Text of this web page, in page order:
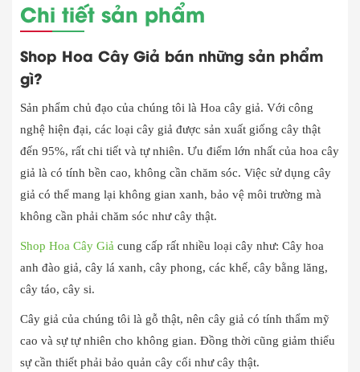
Chi tiết sản phẩm
Shop Hoa Cây Giả bán những sản phẩm
gì?
Sản phẩm chủ đạo của chúng tôi là Hoa cây giả. Với công
nghệ hiện đại, các loại cây giả được sản xuất giống cây thật
đến 95%, rất chi tiết và tự nhiên. Ưu điểm lớn nhất của hoa cây
giả là có tính bền cao, không cần chăm sóc. Việc sử dụng cây
giả có thể mang lại không gian xanh, bảo vệ môi trường mà
không cần phải chăm sóc như cây thật.
Shop Hoa Cây Giả cung cấp rất nhiều loại cây như: Cây hoa
anh đào giả, cây lá xanh, cây phong, các khế, cây bằng lăng,
cây táo, cây si.
Cây giả của chúng tôi là gỗ thật, nên cây giả có tính thẩm mỹ
cao và sự tự nhiên cho không gian. Đồng thời cũng giảm thiểu
sự cần thiết phải bảo quản cây cối như cây thật.